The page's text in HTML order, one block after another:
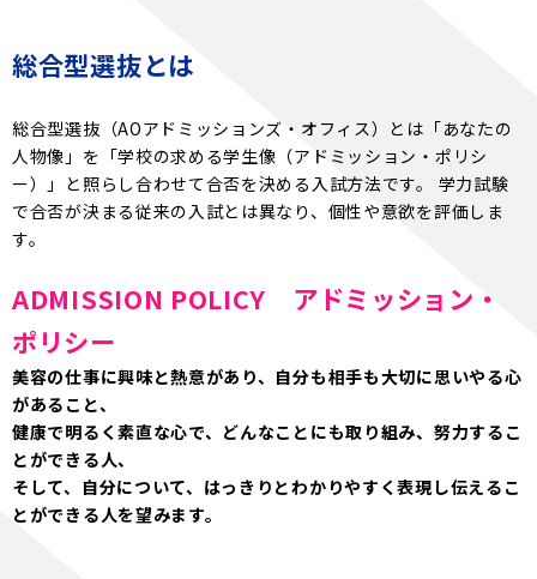
総合型選抜とは
総合型選抜（AOアドミッションズ・オフィス）とは「あなたの
人物像」を「学校の求める学生像（アドミッション・ポリシ
ー）」と照らし合わせて合否を決める入試方法です。 学力試験
で合否が決まる従来の入試とは異なり、個性や意欲を評価しま
す。
ADMISSION POLICY アドミッション・
ポリシー
美容の仕事に興味と熱意があり、自分も相手も大切に思いやる心
があること、
健康で明るく素直な心で、どんなことにも取り組み、努力するこ
とができる人、
そして、自分について、はっきりとわかりやすく表現し伝えるこ
とができる人を望みます。